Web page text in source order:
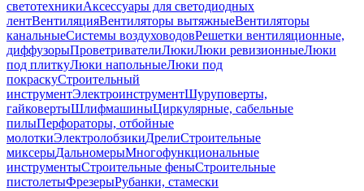
светотехникиАксессуары для светодиодных
лентВентиляцияВентиляторы вытяжныеВентиляторы
канальныеСистемы воздуховодовРешетки вентиляционные,
диффузорыПроветривателиЛюкиЛюки ревизионныеЛюки
под плиткуЛюки напольныеЛюки под
покраскуСтроительный
инструментЭлектроинструментШуруповерты,
гайковертыШлифмашиныЦиркулярные, сабельные
пилыПерфораторы, отбойные
молоткиЭлектролобзикиДрелиСтроительные
миксерыДальномерыМногофункциональные
инструментыСтроительные феныСтроительные
пистолетыФрезерыРубанки, стамески